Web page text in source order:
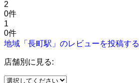
2
0件
1
0件
地域「長町駅」のレビューを投稿する
店舗別に見る: